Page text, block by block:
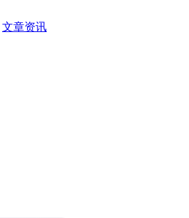
文章资讯